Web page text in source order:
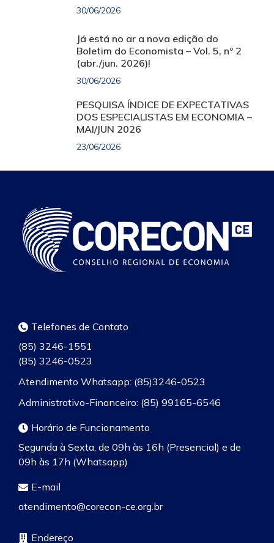
30/06/2026
Já está no ar a nova edição do
Boletim do Economista – Vol. 5, nº 2
(abr./jun. 2026)!
30/06/2026
PESQUISA ÍNDICE DE EXPECTATIVAS
DOS ESPECIALISTAS EM ECONOMIA –
MAI/JUN 2026
23/06/2026
Telefones de Contato
(85) 3246-1551
(85) 3246-0523
Atendimento Whatsapp: (85)3246-0523
Administrativo-Financeiro: (85) 99165-6546
Horário de Funcionamento
Segunda à Sexta, de 09h às 16h (Presencial) e de
09h às 17h (Whatsapp)
E-mail
atendimento@corecon-ce.org.br
Endereço